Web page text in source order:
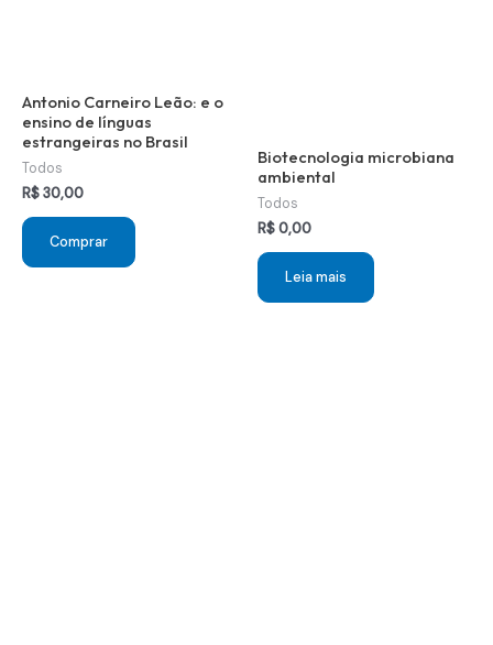
Antonio Carneiro Leão: e o
ensino de línguas
estrangeiras no Brasil
Todos
R$30,00
Comprar
Biotecnologia microbiana
ambiental
Todos
R$0,00
Leia mais